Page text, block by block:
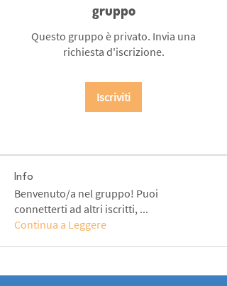
gruppo
Questo gruppo è privato. Invia una
richiesta d'iscrizione.
Iscriviti
Info
Benvenuto/a nel gruppo! Puoi
connetterti ad altri iscritti, ...
Continua a Leggere